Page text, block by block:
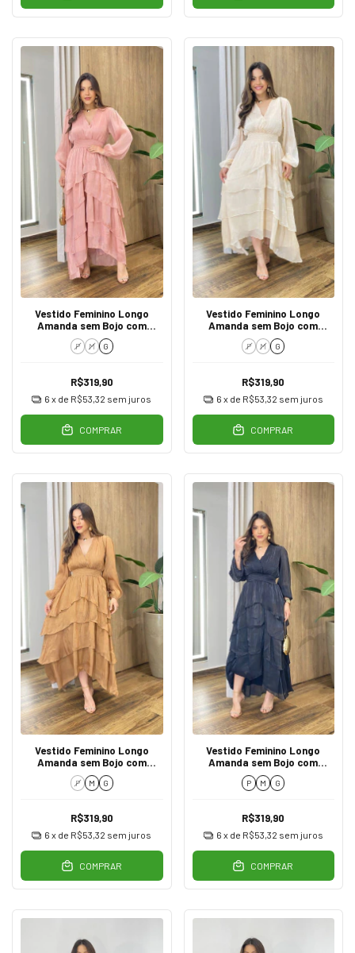
Vestido Feminino Longo
Amanda sem Bojo com
Babado AA9125 Rose
P M G
R$319,90
6 x de R$53,32 sem juros
COMPRAR
Vestido Feminino Longo
Amanda sem Bojo com
Babado AA9125
P M G
R$319,90
6 x de R$53,32 sem juros
COMPRAR
Vestido Feminino Longo
Amanda sem Bojo com
Babado AA9125 Dourado
P M G
R$319,90
6 x de R$53,32 sem juros
COMPRAR
Vestido Feminino Longo
Amanda sem Bojo com
Babado AA9125 Preto
P M G
R$319,90
6 x de R$53,32 sem juros
COMPRAR